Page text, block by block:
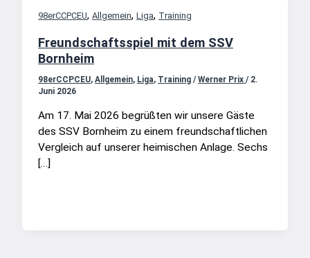
98erCCPCEU,Allgemein,Liga, Training
Freundschaftsspiel mit dem SSV
Bornheim
98erCCPCEU,Allgemein, Liga, Training /Werner Prix/ 2.
Juni 2026
Am 17. Mai 2026 begrüßten wir unsere Gäste
des SSV Bornheim zu einem freundschaftlichen
Vergleich auf unserer heimischen Anlage. Sechs
[…]